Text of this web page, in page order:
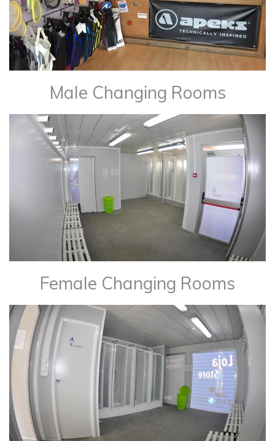
Male Changing Rooms
Female Changing Rooms